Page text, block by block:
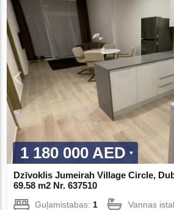
1 180 000 AED
Dzīvoklis Jumeirah Village Circle,
69.58 m2 Nr. 637510
Guļamistabas: 1 Vannas